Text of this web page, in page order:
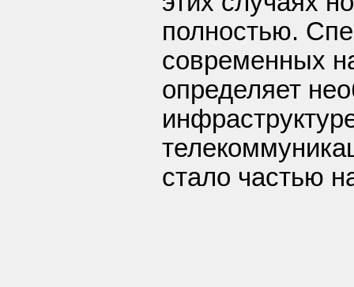
полностью.
современных
определяет
стало частью